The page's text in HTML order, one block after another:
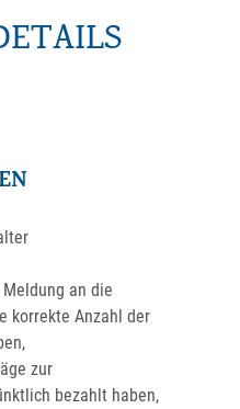
an die
korrekte Anzahl der
zur
bezahlt haben,